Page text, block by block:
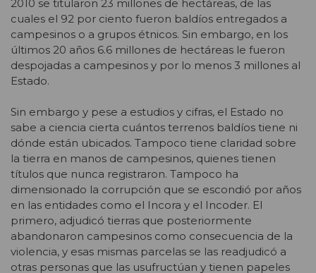
2010 se titularon 23 millones de hectáreas, de las
cuales el 92 por ciento fueron baldíos entregados a
campesinos o a grupos étnicos. Sin embargo, en los
últimos 20 años 6.6 millones de hectáreas le fueron
despojadas a campesinos y por lo menos 3 millones al
Estado.
Sin embargo y pese a estudios y cifras, el Estado no
sabe a ciencia cierta cuántos terrenos baldíos tiene ni
dónde están ubicados. Tampoco tiene claridad sobre
la tierra en manos de campesinos, quienes tienen
títulos que nunca registraron. Tampoco ha
dimensionado la corrupción que se escondió por años
en las entidades como el Incora y el Incoder. El
primero, adjudicó tierras que posteriormente
abandonaron campesinos como consecuencia de la
violencia, y esas mismas parcelas se las readjudicó a
otras personas que las usufructúan y tienen papeles